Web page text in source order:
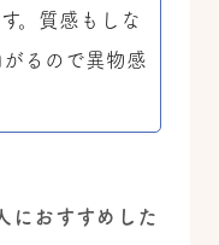
。質感もしな
るので異物感
おすすめした